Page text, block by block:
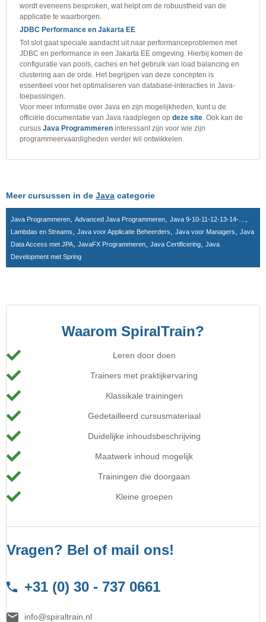
Waarom SpiralTrain?
Leren door doen
Trainers met praktijkervaring
Klassikale trainingen
Gedetailleerd cursusmateriaal
Duidelijke inhoudsbeschrijving
Maatwerk inhoud mogelijk
Trainingen die doorgaan
Kleine groepen
Vragen? Bel of mail ons!
+31 (0) 30 - 737 0661
info@spiraltrain.nl
wordt eveneens besproken, wat helpt om de robuustheid van de
applicatie te waarborgen.
JDBC Performance en Jakarta EE
Tot slot gaat speciale aandacht uit naar performanceproblemen met
JDBC en performance in een Jakarta EE omgeving. Hierbij komen de
configuratie van pools, caches en het gebruik van load balancing en
clustering aan de orde. Het begrijpen van deze concepten is
essentieel voor het optimaliseren van database-interacties in Java-
toepassingen.
Voor meer informatie over Java en zijn mogelijkheden, kunt u de
officiële documentatie van Java raadplegen op deze site. Ook kan de
cursus Java Programmeren interessant zijn voor wie zijn
programmeervaardigheden verder wil ontwikkelen.
Meer cursussen in de Java categorie
Java Programmeren Advanced Java Programmeren Java 9-10-11-12-13-14-…
Lambdas en Streams Java voor Applicatie Beheerders Java voor Managers
Java
Data Access met JPA
JavaFX Programmeren Java Certificering
Java
Development met Spring